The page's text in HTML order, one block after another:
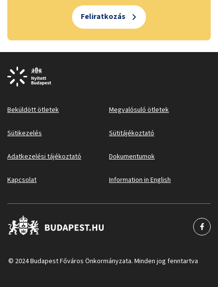
Feliratkozás
Beküldött ötletek Megvalósuló ötletek
Sütikezelés Sütitájékoztató
Adatkezelési tájékoztató Dokumentumok
Kapcsolat Information in English
© 2024 Budapest Főváros Önkormányzata. Minden jog fenntartva